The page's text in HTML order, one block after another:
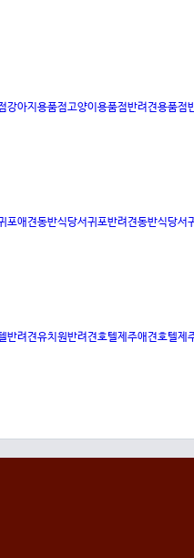
강아지용품점고양이용품점반려견용품점
포애견동반식당서귀포반려견동반식당서
반려견유치원반려견호텔제주애견호텔제